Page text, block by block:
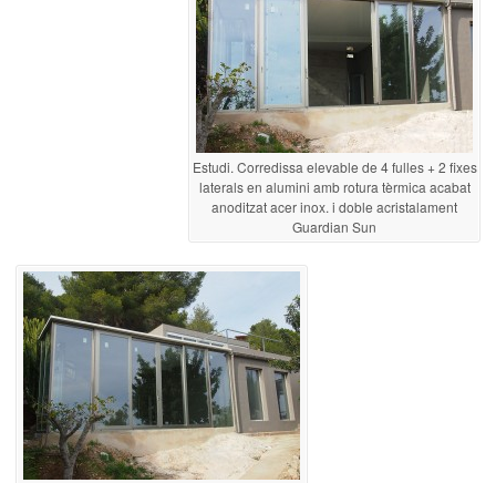
Estudi. Corredissa elevable de 4 fulles + 2 fixes
laterals en alumini amb rotura tèrmica acabat
anoditzat acer inox. i doble acristalament
Guardian Sun